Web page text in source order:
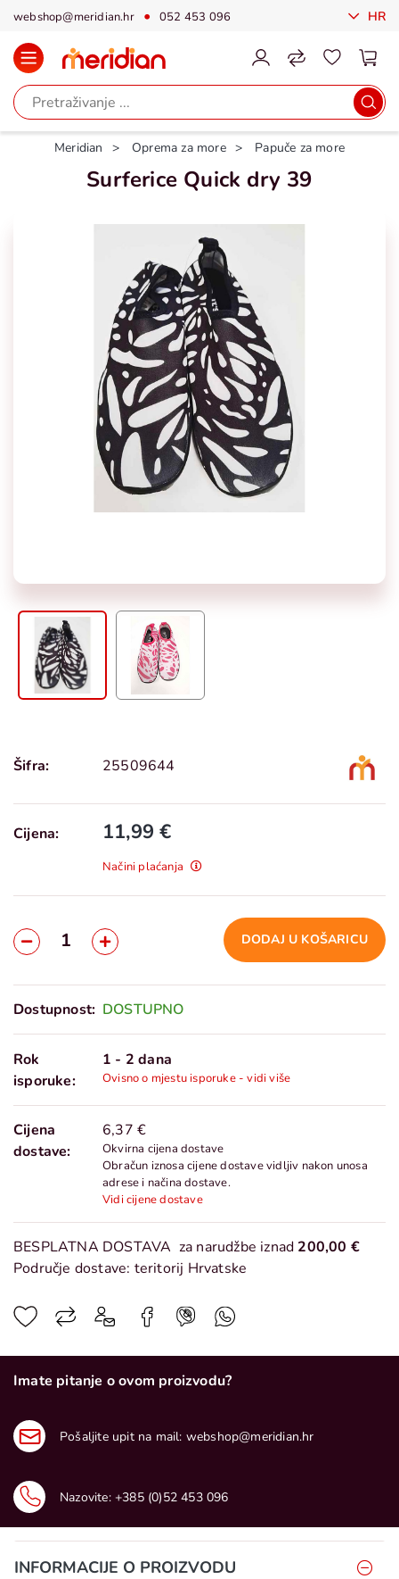
webshop@meridian.hr 052 453 096 HR
Meridian Oprema za more Papuče za more
Surferice Quick dry 39
Šifra: 25509644
Cijena: 11,99 €
Načini plaćanja
DODAJ U KOŠARICU
Dostupnost: DOSTUPNO
Rok
isporuke:
1 - 2 dana
Ovisno o mjestu isporuke - vidi više
Cijena
dostave:
6,37 €
Okvirna cijena dostave
Obračun iznosa cijene dostave vidljiv nakon unosa
adrese i načina dostave.
Vidi cijene dostave
BESPLATNA DOSTAVA za narudžbe iznad 200,00 €
Područje dostave: teritorij Hrvatske
Imate pitanje o ovom proizvodu?
Pošaljite upit na mail: webshop@meridian.hr
Nazovite: +385 (0)52 453 096
INFORMACIJE O PROIZVODU